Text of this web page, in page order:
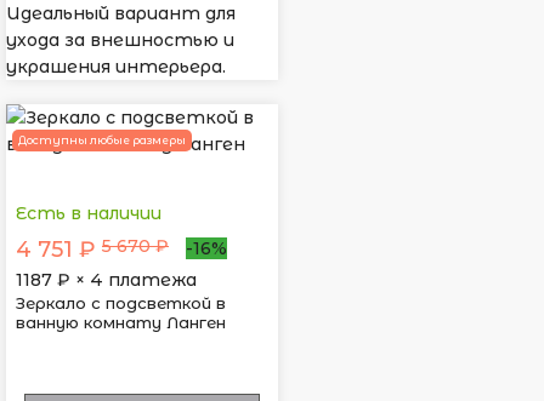
Идеальный вариант для
ухода за внешностью и
украшения интерьера.
Доступны любые размеры
Есть в наличии
4 751 ₽ 5 670 ₽
-16%
1187 ₽ × 4 платежа
Зеркало с подсветкой в
ванную комнату Ланген